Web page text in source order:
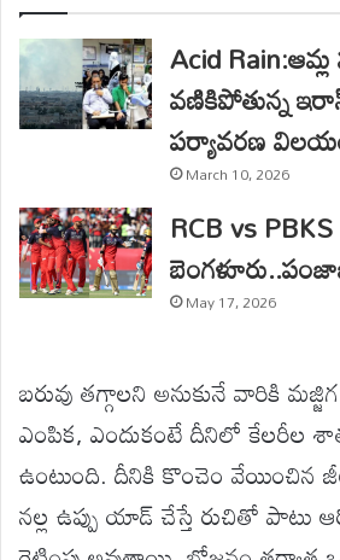
Acid Rain:ఆమ్ల
వణికిపోతున్న
పర్యావరణ
March 10, 2026
RCB vs PBKS
May 17, 2026
బరువు తగ్గాలని అనుకునే వారికి
ఎంపిక, ఎందుకంటే దీనిలో కేలరీల
ఉంటుంది. దీనికి కొంచెం వేయించిన
నల్ల ఉప్పు యాడ్ చేస్తే రుచితో పాటు